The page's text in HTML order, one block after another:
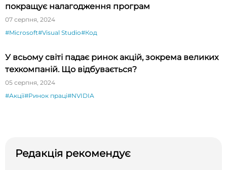
покращує налагодження програм
07 серпня, 2024
#Microsoft#Visual Studio#Код
У всьому світі падає ринок акцій, зокрема великих
техкомпаній. Що відбувається?
05 серпня, 2024
#Акції#Ринок праці#NVIDIA
Редакція рекомендує